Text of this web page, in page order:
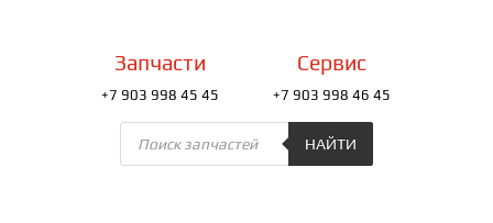
Запчасти
+7 903 998 45 45
Сервис
+7 903 998 46 45
Поиск
товаров
НАЙТИ